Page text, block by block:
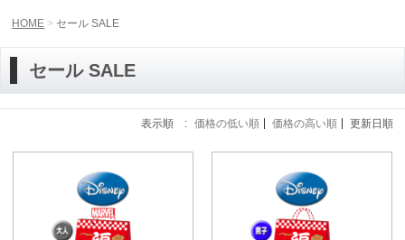
HOME セール SALE
セール SALE
表示順 : 価格の低い順 価格の高い順 更新日順